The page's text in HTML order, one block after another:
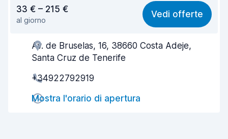
Facile da trovare 8,2
Gentilezza degli agenti
33 € – 215 €
al giorno
Vedi offerte
Av. de Bruselas, 16, 38660 Costa Adeje,
Santa Cruz de Tenerife
+34922792919
Mostra l'orario di apertura